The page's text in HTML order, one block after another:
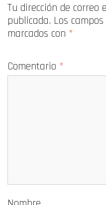
Tu dirección de correo
publicada. Los
marcados con *
Comentario *